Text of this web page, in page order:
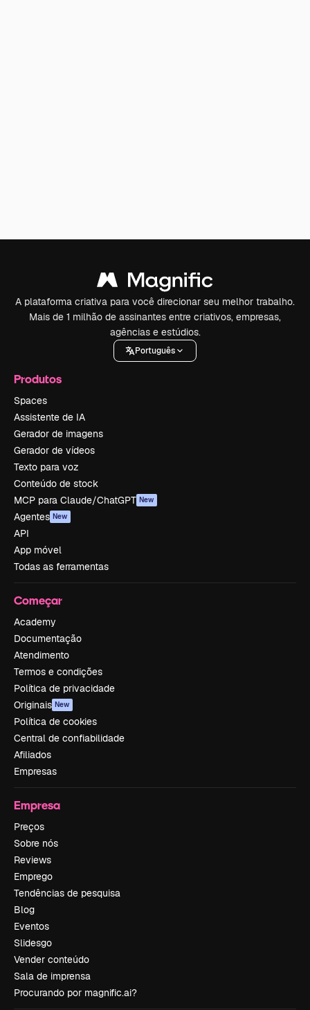
A plataforma criativa para você direcionar seu melhor trabalho.
Mais de 1 milhão de assinantes entre criativos, empresas,
agências e estúdios.
Português
Produtos
Spaces
Assistente de IA
Gerador de imagens
Gerador de vídeos
Texto para voz
Conteúdo de stock
MCP para Claude/ChatGPT New
Agentes New
API
App móvel
Todas as ferramentas
Começar
Academy
Documentação
Atendimento
Termos e condições
Política de privacidade
Originais New
Política de cookies
Central de confiabilidade
Afiliados
Empresas
Empresa
Preços
Sobre nós
Reviews
Emprego
Tendências de pesquisa
Blog
Eventos
Slidesgo
Vender conteúdo
Sala de imprensa
Procurando por magnific.ai?